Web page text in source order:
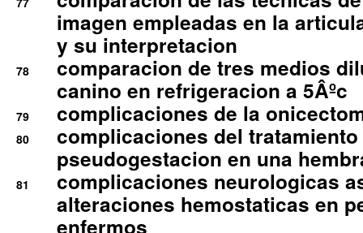
imagen empleadas en la
y su interpretacion
78
comparacion de tres medios
canino en refrigeracion a 5Âºc
79 complicaciones de la
80
complicaciones del
pseudogestacion en una
81
complicaciones neurologicas
alteraciones hemostaticas en
enfermos